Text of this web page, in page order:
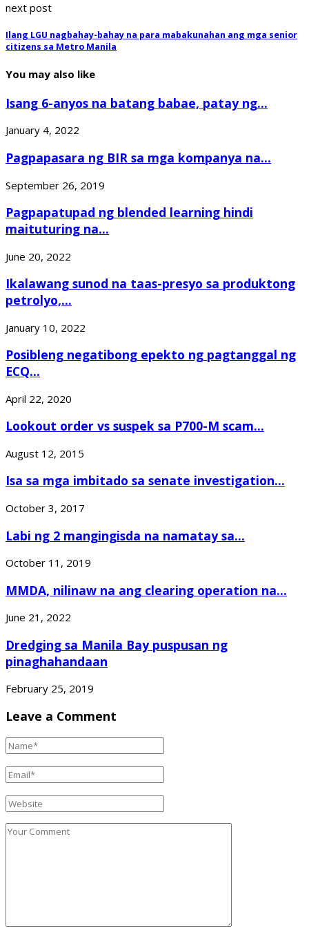
next post
Ilang LGU nagbahay-bahay na para mabakunahan ang mga senior
citizens sa Metro Manila
You may also like
Isang 6-anyos na batang babae, patay ng...
January 4, 2022
Pagpapasara ng BIR sa mga kompanya na...
September 26, 2019
Pagpapatupad ng blended learning hindi
maituturing na...
June 20, 2022
Ikalawang sunod na taas-presyo sa produktong
petrolyo,...
January 10, 2022
Posibleng negatibong epekto ng pagtanggal ng
ECQ...
April 22, 2020
Lookout order vs suspek sa P700-M scam...
August 12, 2015
Isa sa mga imbitado sa senate investigation...
October 3, 2017
Labi ng 2 mangingisda na namatay sa...
October 11, 2019
MMDA, nilinaw na ang clearing operation na...
June 21, 2022
Dredging sa Manila Bay puspusan ng
pinaghahandaan
February 25, 2019
Leave a Comment